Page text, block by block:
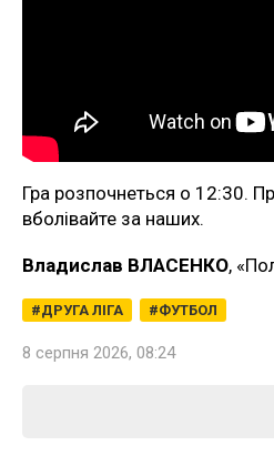
Гра розпочнеться о 12:30.
вболівайте за наших.
Владислав ВЛАСЕНКО,
ДРУГА ЛІГА ФУТБОЛ
8 серпня 2026, 08:24